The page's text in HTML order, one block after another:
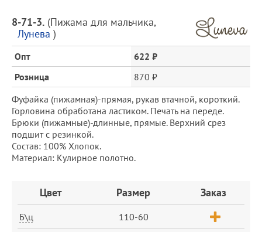
Описание
товара
и
цена
8-71-3. (Пижама для мальчика,
Лунева )
Опт
622 ₽
Розница
870 ₽
Фуфайка (пижамная)-прямая, рукав втачной, короткий.
Горловина обработана ластиком. Печать на переде.
Брюки (пижамные)-длинные, прямые. Верхний срез
подшит с резинкой.
Состав: 100% Хлопок.
Материал: Кулирное полотно.
ЗаказЦвет Размер Заказ
Б\ц 110-60